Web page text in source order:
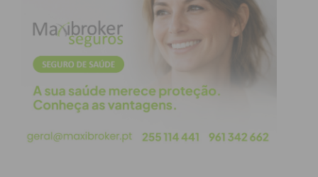
Durante o julgamento, ficou provado que o
homem, na altura dos factos, não fazia medicação
psicotrópica e apresentava alterações
comportamentais de desorganização e
autonegligência, encontrando-se descompensado,
e heteroagressividade, não tendo “capacidade para